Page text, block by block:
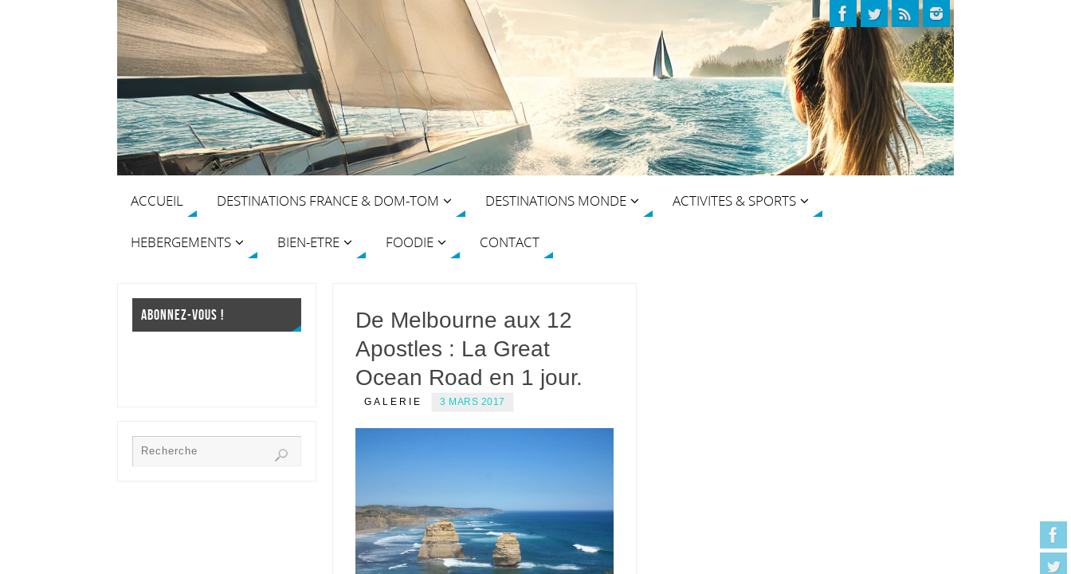
ACCUEIL DESTINATIONS FRANCE & DOM-TOM DESTINATIONS MONDE ACTIVITES & SPORTS
HEBERGEMENTS BIEN-ETRE FOODIE CONTACT
De Melbourne aux 12
Apostles : La Great
Ocean Road en 1 jour.
GALERIE 3 MARS 2017
ABONNEZ-VOUS !